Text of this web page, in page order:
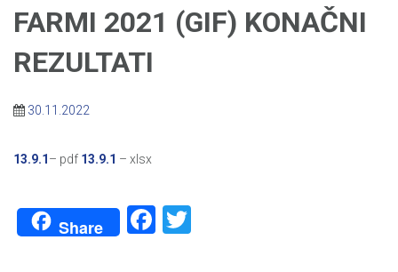
FARMI 2021 (GIF) KONAČNI
REZULTATI
30.11.2022
13.9.1– pdf 13.9.1 – xlsx
Share Facebook